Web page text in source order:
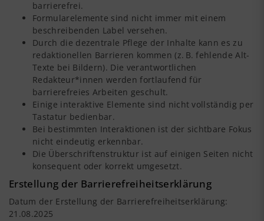
barrierefrei.
Formularelemente sind nicht immer mit einem
beschreibenden Label versehen.
Durch die dezentrale Pflege der Inhalte kann es zu
redaktionellen Barrieren kommen (z. B. fehlende Alt-
Texte bei Bildern). Die verantwortlichen
Redakteur*innen werden fortlaufend für
barrierefreies Arbeiten geschult.
Einige interaktive Elemente sind nicht vollständig per
Tastatur bedienbar.
Bei bestimmten Interaktionen ist der sichtbare Fokus
nicht eindeutig erkennbar.
Die Überschriftenstruktur ist auf einigen Seiten nicht
konsequent oder korrekt umgesetzt.
Erstellung der Barrierefreiheitserklärung
Datum der Erstellung der Barrierefreiheitserklärung:
21.08.2025